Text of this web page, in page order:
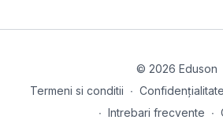
© 2026 Eduson
Termeni si conditii ∙ Confidențialitate
∙ Intrebari frecvente ∙